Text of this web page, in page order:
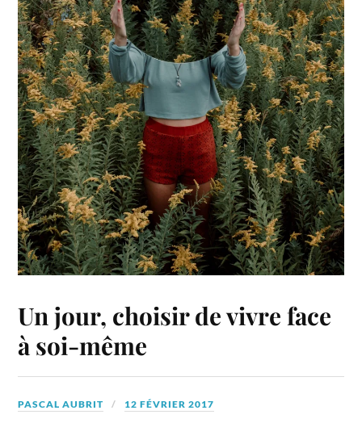
Un jour, choisir de vivre face
à soi-même
PASCAL AUBRIT 12 FÉVRIER 2017